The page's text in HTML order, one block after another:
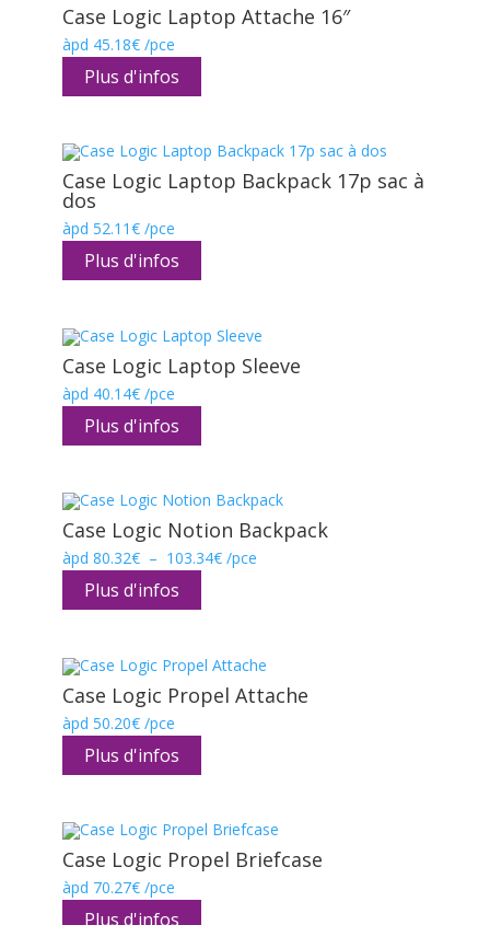
Case Logic Laptop Attache 16″
àpd 45.18€/pce
Plus d'infos
Case Logic Laptop Backpack 17p sac à
dos
àpd 52.11€/pce
Plus d'infos
Case Logic Laptop Sleeve
àpd 40.14€/pce
Plus d'infos
Case Logic Notion Backpack
àpd 80.32€ – 103.34€Plage
de
/pce
Plus d'infos
Case Logic Propel Attache
àpd 50.20€/pce
Plus d'infos
Case Logic Propel Briefcase
àpd 70.27€/pce
Plus d'infos